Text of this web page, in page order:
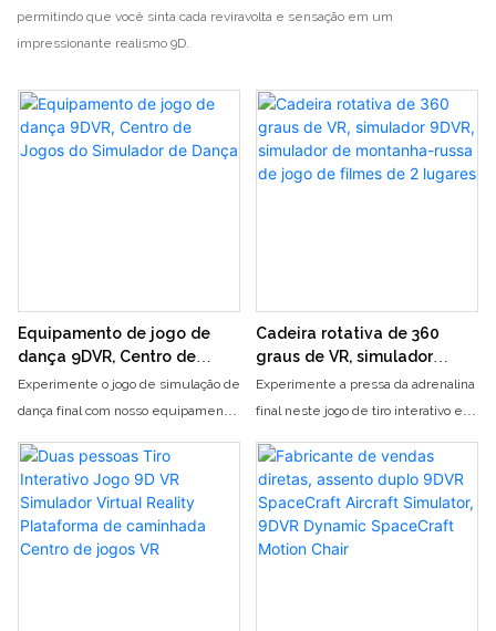
permitindo que você sinta cada reviravolta e sensação em um
impressionante realismo 9D.
Equipamento de jogo de
dança 9DVR, Centro de
Jogos do Simulador de
Dança
Experimente o jogo de simulação de
dança final com nosso equipamento
mundo imersivo da realidade virtual
e mostre seus movimentos de
dança em nosso centro de jogo de
última geração
Cadeira rotativa de 360 ​​
graus de VR, simulador
9DVR, simulador de
montanha-russa de jogo de
Experimente a pressa da adrenalina
final neste jogo de tiro interativo em
de caminhada de realidade virtual
do simulador de VR 9D. Entre no
centro de jogo VR e mergulhe no
mundo emocionante do combate de